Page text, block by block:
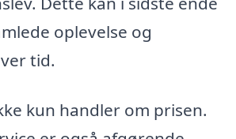
oplevelse og
tid.
kun handler om prisen.